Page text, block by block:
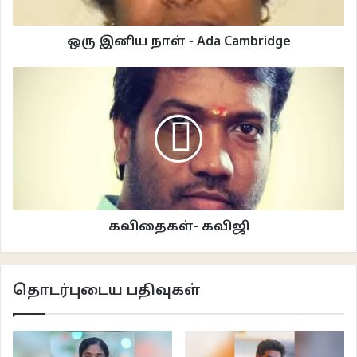
ஆளுக்கு இரண்டு சோடா பாட்டில் மூடிகளை கம்போஸ் விளையாட்டின்
ஆட்டத்தின் விதியின் படி வரிசையில் அடிக்க நிர்ணயிக்கப்பட்ட கோட்டில் இருந்து
கம்போஸ் வட்டத்திற்குள் குறுக்காக போடப்பட்டிருக்கும் கோட்டை நோக்கி
ஆளுக்கொரு சோடா மூடியை சிறுவர்கள் வீசி எறிந்தனர். கோட்டை உரசாமல்
விளிம்பு வரை செல்லும் சோடா மூடியை வைத்து தங்களுக்கான இடத்தை
சிறுவர்கள் பிடித்துக் கொண்டனர். கம்போஸ் ஆட்டத்தில் கொக்கோகோலா,
தம்ஸ்சப் சோடா மூடிகளுக்கென்று தனி மதிப்பு இருந்தது. ஐந்து சாதாரண சோடா
மூடிகளுக்கு ஒரு கொக்கோகோலா, தம்ஸ்சப் சோடா மூடி சமம் என்று சிறுவர்கள்
கணக்கு வைத்திருந்தார்கள். ஆட்டத்திலும் கூட அதிக கொக்கோகோலா சோடா
கருதப்பட்டன.
மட்டும் வட்டத்துக்குள் இருந்து தனியாக வெளியே துள்ளி குதிக்க வைக்க
ஒரு இனிய நாள் - Ada Cambridge
கவிதைகள்- கவிஜி
தொடர்புடைய பதிவுகள்